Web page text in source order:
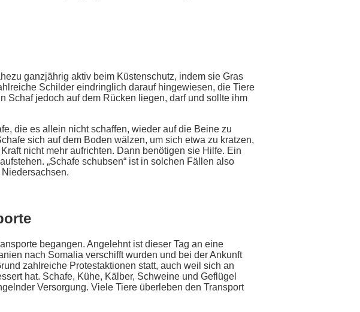
ganzjährig aktiv beim Küstenschutz, indem sie Gras
Schilder eindringlich darauf hingewiesen, die Tiere
Schaf jedoch auf dem Rücken liegen, darf und sollte ihm
die es allein nicht schaffen, wieder auf die Beine zu
sich auf dem Boden wälzen, um sich etwa zu kratzen,
nicht mehr aufrichten. Dann benötigen sie Hilfe. Ein
„Schafe schubsen“ ist in solchen Fällen also
begangen. Angelehnt ist dieser Tag an eine
nach Somalia verschifft wurden und bei der Ankunft
zahlreiche Protestaktionen statt, auch weil sich an
hat. Schafe, Kühe, Kälber, Schweine und Geflügel
Versorgung. Viele Tiere überleben den Transport